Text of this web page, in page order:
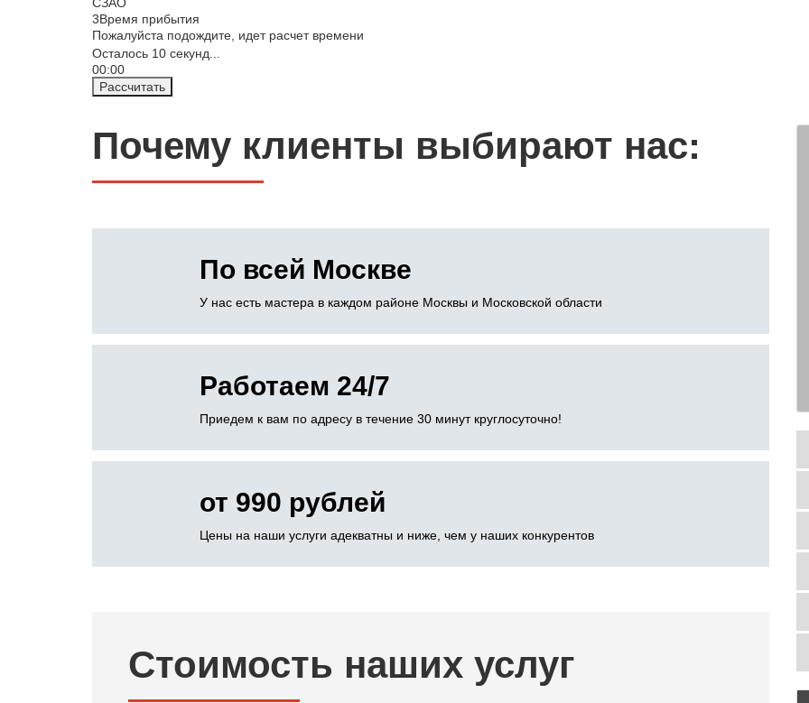
3Время прибытия
Пожалуйста подождите, идет расчет времени
Осталось 10 секунд...
00:00
Рассчитать
Почему клиенты выбирают нас:
По всей Москве
У нас есть мастера в каждом районе Москвы и Московской области
Работаем 24/7
Приедем к вам по адресу в течение 30 минут круглосуточно!
от 990 рублей
Цены на наши услуги адекватны и ниже, чем у наших конкурентов
Стоимость наших услуг